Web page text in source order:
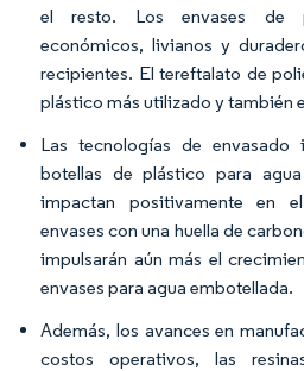
el resto. Los envases de
económicos, livianos y
recipientes. El tereftalato de
plástico más utilizado y también
Las tecnologías de envasado
botellas de plástico para
impactan positivamente en
envases con una huella de
impulsarán aún más el
envases para agua embotellada.
Además, los avances en
costos operativos, las